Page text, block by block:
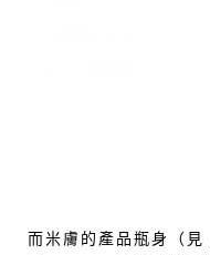
而米膚的產品瓶身（見